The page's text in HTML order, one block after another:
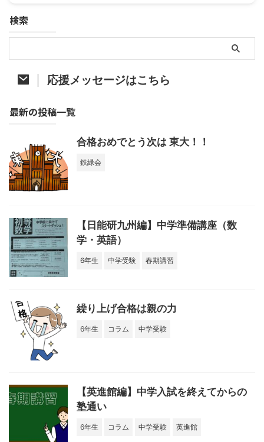
検索
応援メッセージはこちら
最新の投稿一覧
合格おめでとう次は 東大！！
鉄緑会
【日能研九州編】中学準備講座（数
学・英語）
6年生 中学受験 春期講習
繰り上げ合格は親の力
6年生 コラム 中学受験
【英進館編】中学入試を終えてからの
塾通い
6年生 コラム 中学受験 英進館